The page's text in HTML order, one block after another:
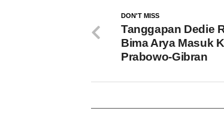
DON'T MISS
Tanggapan Dedie
Bima Arya Masuk
Prabowo-Gibran